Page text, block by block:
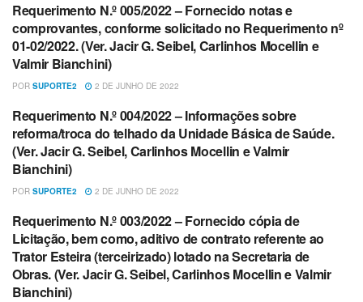
REQUERIMENTOS
Requerimento N.º 005/2022 – Fornecido notas e
comprovantes, conforme solicitado no Requerimento nº
01-02/2022. (Ver. Jacir G. Seibel, Carlinhos Mocellin e
Valmir Bianchini)
POR SUPORTE2 2 DE JUNHO DE 2022
REQUERIMENTOS
Requerimento N.º 004/2022 – Informações sobre
reforma/troca do telhado da Unidade Básica de Saúde.
(Ver. Jacir G. Seibel, Carlinhos Mocellin e Valmir
Bianchini)
POR SUPORTE2 2 DE JUNHO DE 2022
REQUERIMENTOS
Requerimento N.º 003/2022 – Fornecido cópia de
Licitação, bem como, aditivo de contrato referente ao
Trator Esteira (terceirizado) lotado na Secretaria de
Obras. (Ver. Jacir G. Seibel, Carlinhos Mocellin e Valmir
Bianchini)